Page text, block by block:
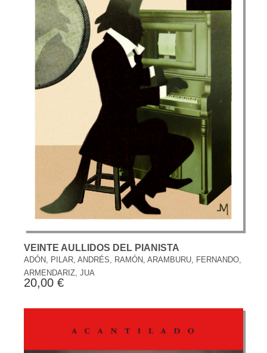
VEINTE AULLIDOS DEL PIANISTA
ADÓN, PILAR, ANDRÉS, RAMÓN, ARAMBURU, FERNANDO,
ARMENDARIZ, JUA
20,00 €